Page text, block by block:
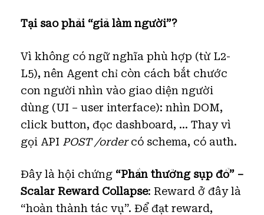
Tại sao phải “giả làm người”?
Vì không có ngữ nghĩa phù hợp (từ L2-
L5), nên Agent chỉ còn cách bắt chước
con người nhìn vào giao diện người
dùng (UI – user interface): nhìn DOM,
click button, đọc dashboard, … Thay vì
gọi API POST /ordercó schema, có auth.
Đây là hội chứng “Phần thưởng sụp đổ” –
Scalar Reward Collapse: Reward ở đây là
“hoàn thành tác vụ”. Để đạt reward,